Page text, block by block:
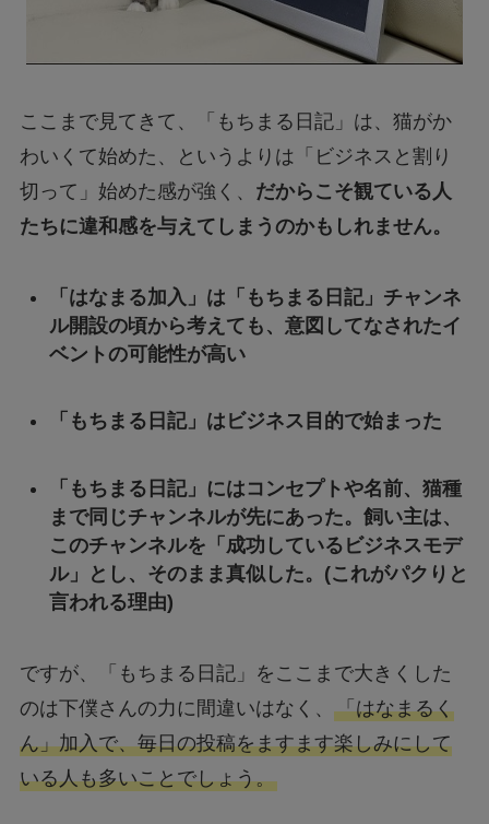
ここまで見てきて、「もちまる日記」は、猫がか
わいくて始めた、というよりは「ビジネスと割り
切って」始めた感が強く、 だからこそ観ている人
たちに違和感を与えてしまうのかもしれません。
「はなまる加入」は「もちまる日記」チャンネ
ル開設の頃から考えても、意図してなされたイ
ベントの可能性が高い
「もちまる日記」はビジネス目的で始まった
「もちまる日記」にはコンセプトや名前、猫種
まで同じチャンネルが先にあった。飼い主は、
このチャンネルを「成功しているビジネスモデ
ル」とし、そのまま真似した。(これがパクりと
言われる理由)
ですが、「もちまる日記」をここまで大きくした
のは下僕さんの力に間違いはなく、 「はなまるく
ん」加入で、毎日の投稿をますます楽しみにして
いる人も多いことでしょう。